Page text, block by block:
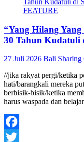
FEATURE
“Yang Hilang
30 Tahun Kudatuli
27 Juli 2026 Bali Sharing
//jika rakyat pergi/ketika
hati/barangkali mereka
berbisik-bisik/ketika
harus waspada dan
Facebook